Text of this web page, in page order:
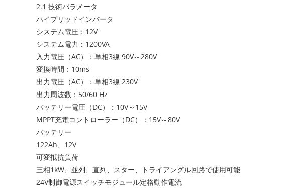
2.1 技術パラメータ
ハイブリッドインバータ
システム電圧：12V
システム電力：1200VA
入力電圧（AC）：単相3線 90V～280V
変換時間：10ms
出力電圧（AC）：単相3線 230V
出力周波数：50/60 Hz
バッテリー電圧（DC）：10V～15V
MPPT充電コントローラー（DC）：15V～80V
バッテリー
122Ah、12V
可変抵抗負荷
三相1kW、並列、直列、スター、トライアングル回路で使用可能
24V制御電源スイッチモジュール定格動作電流